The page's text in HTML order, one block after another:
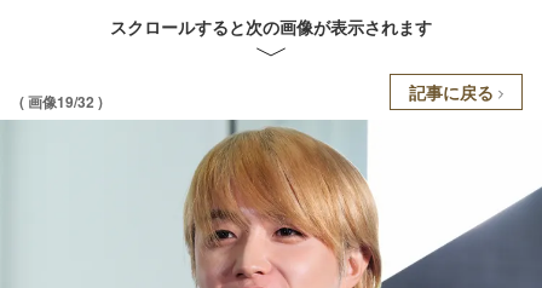
スクロールすると次の画像が表示されます
( 画像19/32 ) 記事に戻る